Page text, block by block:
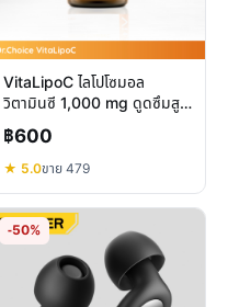
VitaLipoC ไลโปโซมอล
วิตามินซี 1,000 mg ดูดซึมสูง
เสริมภูมิคุ้มกัน ผิวใส
฿600
★ 5.0ขาย 479
-50%